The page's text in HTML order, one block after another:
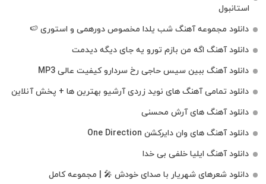
استانبول
دانلود مجموعه آهنگ شب یلدا مخصوص دورهمی و استوری 🍉
دانلود آهنگ اگه من بازم تورو یه جای دیگه دیدمت
دانلود آهنگ ببین سیس حاجی رخ سردارو کیفیت عالی MP3
دانلود تمامی آهنگ های نوید زردی آرشیو بهترین ها + پخش آنلاین
دانلود آهنگ های آرش محسنی
دانلود آهنگ های وان دایرکشن One Direction
دانلود آهنگ ایلیا خلفی بی خدا
دانلود شعرهای شهریار با صدای خودش 🎤 | مجموعه کامل